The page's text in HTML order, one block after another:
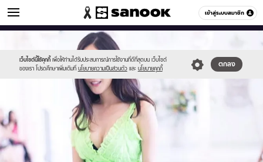
เข้าสู่ระบบสมาชิก
ข่าวบันเทิง หมวดอื่นๆ
เว็บไซต์นี้ใช้คุกกี้ เพื่อให้ท่านได้รับประสบการณ์การใช้งานที่ดีที่สุดบน เว็บไซต์
ของเรา โปรดศึกษาเพิ่มเติมที่ นโยบายความเป็นส่วนตัว และ นโยบายคุกกี้
ตกลง
//s.isanook.com/sr/0/images/logo-
sanook.png
//s.isanook.com/ns/0/ud/1150/5751302/700.jpg